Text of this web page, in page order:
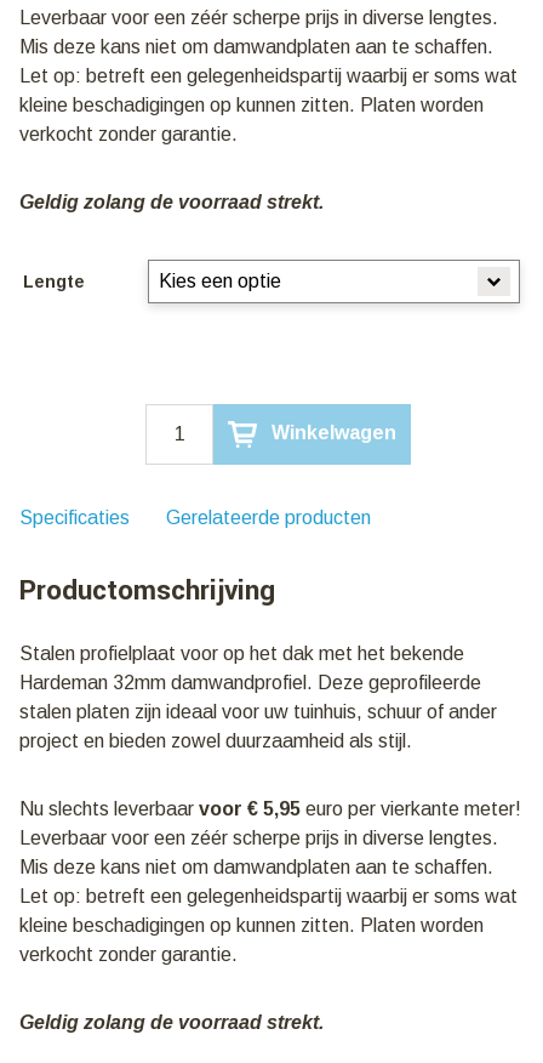
Leverbaar voor een zéér scherpe prijs in diverse lengtes.
Mis deze kans niet om damwandplaten aan te schaffen.
Let op: betreft een gelegenheidspartij waarbij er soms wat
kleine beschadigingen op kunnen zitten. Platen worden
verkocht zonder garantie.
Geldig zolang de voorraad strekt.
Lengte
Ivoor
|
32mm
5,95
Verkoop
per
stuk
Winkelwagen
Specificaties Gerelateerde producten
Productomschrijving
Stalen profielplaat voor op het dak met het bekende
Hardeman 32mm damwandprofiel. Deze geprofileerde
stalen platen zijn ideaal voor uw tuinhuis, schuur of ander
project en bieden zowel duurzaamheid als stijl.
Nu slechts leverbaar voor € 5,95 euro per vierkante meter!
Leverbaar voor een zéér scherpe prijs in diverse lengtes.
Mis deze kans niet om damwandplaten aan te schaffen.
Let op: betreft een gelegenheidspartij waarbij er soms wat
kleine beschadigingen op kunnen zitten. Platen worden
verkocht zonder garantie.
Geldig zolang de voorraad strekt.